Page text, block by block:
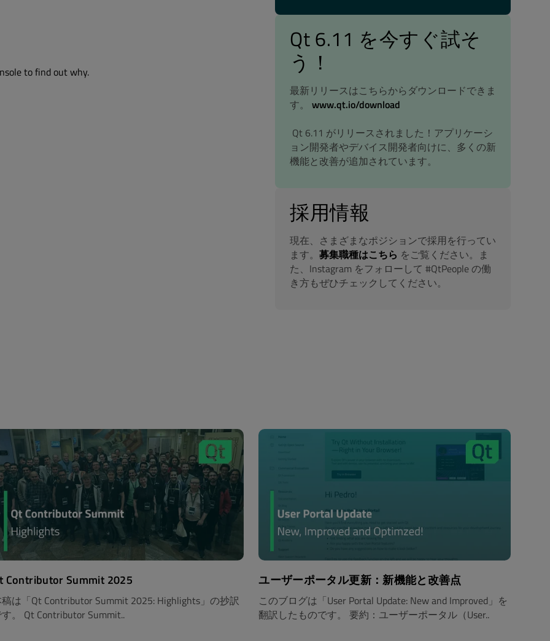
to find out why.
Qt 6.11 を今すぐ試そ
う！
最新リリースはこちらからダウンロードできま
す。 www.qt.io/download
Qt 6.11 がリリースされました！アプリケーシ
ョン開発者やデバイス開発者向けに、多くの新
機能と改善が追加されています。
採用情報
現在、さまざまなポジションで採用を行ってい
ます。 募集職種はこちら をご覧ください。ま
た、Instagram をフォローして #QtPeople の働
き方もぜひチェックしてください。
Contributor Summit 2025
は「Qt Contributor Summit 2025: Highlights」の抄訳
。 Qt Contributor Summit..
ユーザーポータル更新：新機能と改善点
このブログは「User Portal Update: New and Improved」を
翻訳したものです。 要約：ユーザーポータル（User..